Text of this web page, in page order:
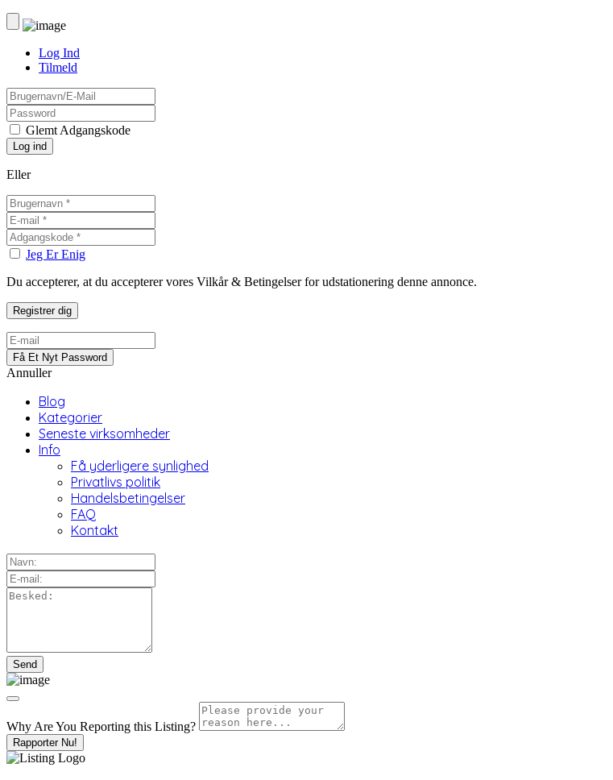
Log Ind
Tilmeld
Glemt Adgangskode
Eller
Jeg Er Enig
Du accepterer, at du accepterer vores Vilkår & Betingelser for udstationering denne annonce.
Annuller
Blog
Kategorier
Seneste virksomheder
Info
Få yderligere synlighed
Privatlivs politik
Handelsbetingelser
FAQ
Kontakt
Why Are You Reporting this Listing?
Rapporter Nu!